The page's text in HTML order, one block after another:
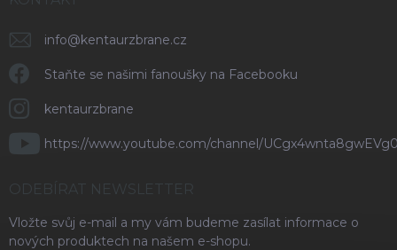
info@kentaurzbrane.cz
Staňte se našimi fanoušky na Facebooku
kentaurzbrane
https://www.youtube.com/channel/
ODEBÍRAT NEWSLETTER
Vložte svůj e-mail a my vám budeme zasílat informace o
nových produktech na našem e-shopu.